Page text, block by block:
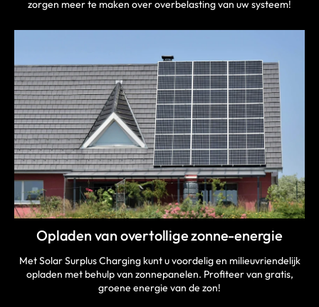
zorgen meer te maken over overbelasting van uw systeem!
Opladen van overtollige zonne-energie
Met Solar Surplus Charging kunt u voordelig en milieuvriendelijk
opladen met behulp van zonnepanelen. Profiteer van gratis,
groene energie van de zon!